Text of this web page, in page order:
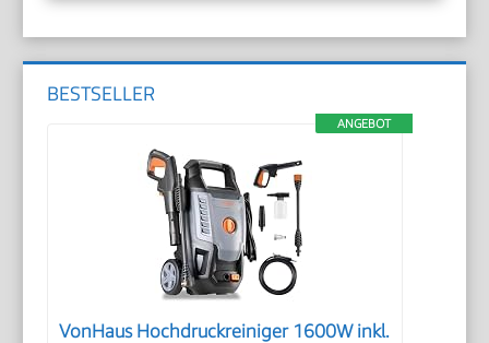
BESTSELLER
ANGEBOT
VonHaus Hochdruckreiniger 1600W inkl.